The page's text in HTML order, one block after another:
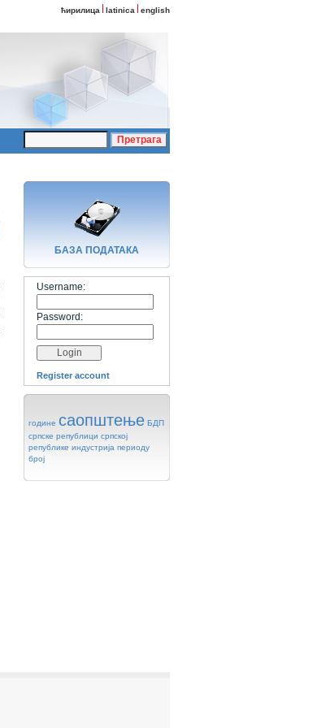
ћирилица latinica english
БАЗA ПОДАТАКА
Username:
Password:
Register account
године саопштење БДП
српске републици српској
републике индустрија периоду
број